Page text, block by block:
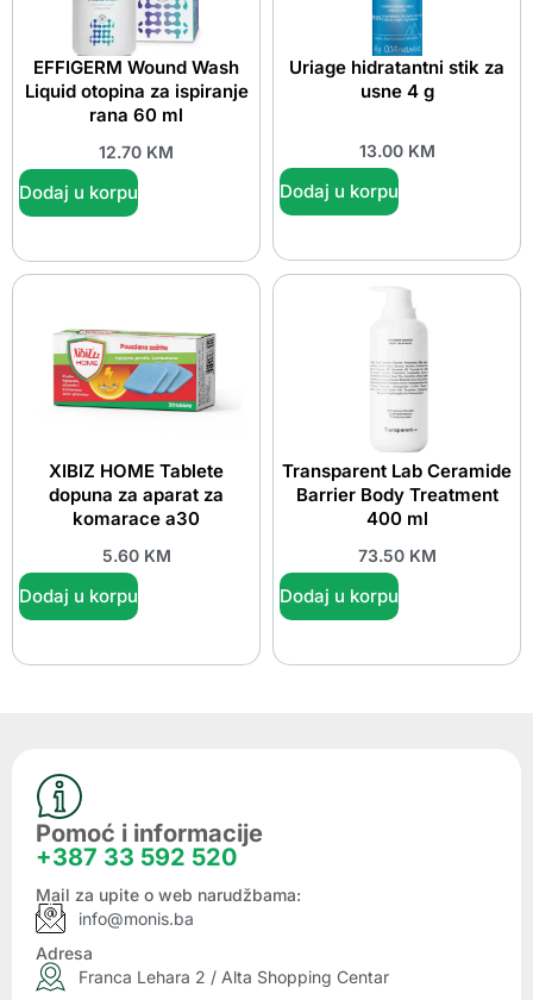
EFFIGERM Wound Wash
Liquid otopina za ispiranje
rana 60 ml
12.70 KM
Dodaj u korpu
Uriage hidratantni stik za
usne 4 g
13.00 KM
Dodaj u korpu
XIBIZ HOME Tablete
dopuna za aparat za
komarace a30
5.60 KM
Dodaj u korpu
Transparent Lab Ceramide
Barrier Body Treatment
400 ml
73.50 KM
Dodaj u korpu
Pomoć i informacije
+387 33 592 520
Mail za upite o web narudžbama:
info@monis.ba
Adresa
Franca Lehara 2 / Alta Shopping Centar